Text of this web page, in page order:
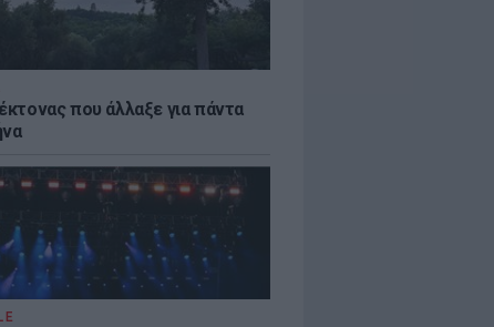
που άλλαξε για πάντα